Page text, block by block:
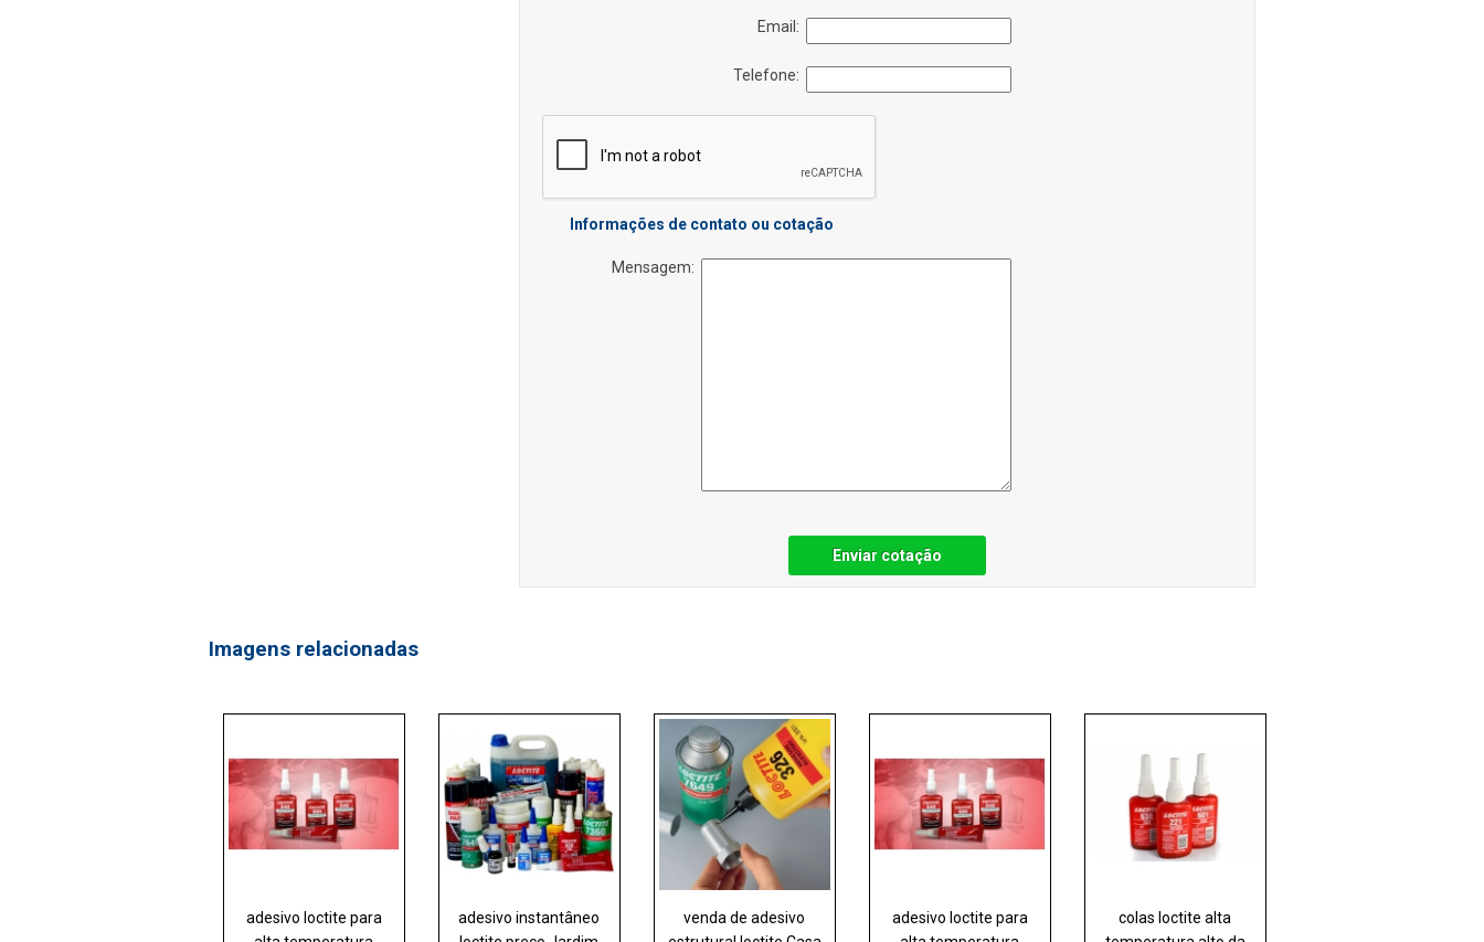
Email:
Telefone:
Informações de contato ou cotação
Mensagem:
Enviar cotação
Imagens relacionadas
adesivo loctite para
adesivo instantâneo
venda de adesivo
adesivo loctite para
colas loctite alta